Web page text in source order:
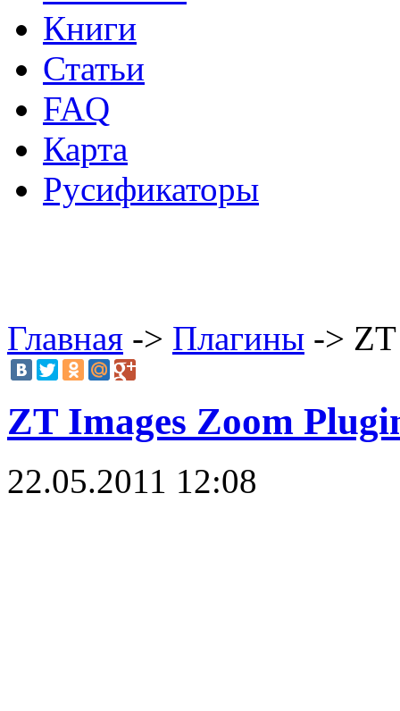
Книги
Статьи
FAQ
Карта
Русификаторы
Главная -> Плагины ->
ZT Images Zoom
22.05.2011 12:08